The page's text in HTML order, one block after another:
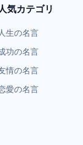
気カテゴリ
人生の名言
功の名言
情の名言
愛の名言